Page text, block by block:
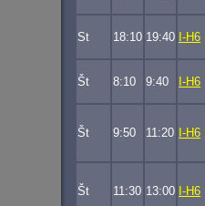
St 18:10 19:40 I-H6
Št 8:10 9:40 I-H6
Št 9:50 11:20 I-H6
Št 11:30 13:00 I-H6